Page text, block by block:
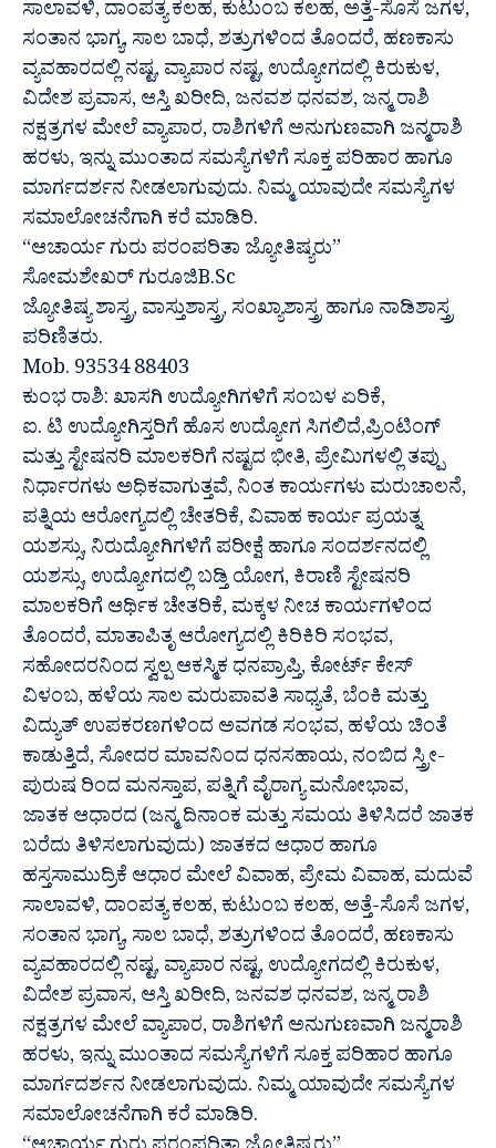
ಸಾಲಾವಳಿ, ದಾಂಪತ್ಯ ಕಲಹ, ಕುಟುಂಬ ಕಲಹ, ಅತ್ತೆ-ಸೊಸೆ ಜಗಳ,
ಸಂತಾನ ಭಾಗ್ಯ, ಸಾಲ ಬಾಧೆ, ಶತ್ರುಗಳಿಂದ ತೊಂದರೆ, ಹಣಕಾಸು
ವ್ಯವಹಾರದಲ್ಲಿ ನಷ್ಟ, ವ್ಯಾಪಾರ ನಷ್ಟ, ಉದ್ಯೋಗದಲ್ಲಿ ಕಿರುಕುಳ,
ವಿದೇಶ ಪ್ರವಾಸ, ಆಸ್ತಿ ಖರೀದಿ, ಜನವಶ ಧನವಶ, ಜನ್ಮ ರಾಶಿ
ನಕ್ಷತ್ರಗಳ ಮೇಲೆ ವ್ಯಾಪಾರ, ರಾಶಿಗಳಿಗೆ ಅನುಗುಣವಾಗಿ ಜನ್ಮರಾಶಿ
ಹರಳು, ಇನ್ನು ಮುಂತಾದ ಸಮಸ್ಯೆಗಳಿಗೆ ಸೂಕ್ತ ಪರಿಹಾರ ಹಾಗೂ
ಮಾರ್ಗದರ್ಶನ ನೀಡಲಾಗುವುದು. ನಿಮ್ಮ ಯಾವುದೇ ಸಮಸ್ಯೆಗಳ
ಸಮಾಲೋಚನೆಗಾಗಿ ಕರೆ ಮಾಡಿರಿ.
“ಆಚಾರ್ಯ ಗುರು ಪರಂಪರಿತಾ ಜ್ಯೋತಿಷ್ಯರು”
ಸೋಮಶೇಖರ್ ಗುರೂಜಿB.Sc
ಜ್ಯೋತಿಷ್ಯ ಶಾಸ್ತ್ರ, ವಾಸ್ತುಶಾಸ್ತ್ರ, ಸಂಖ್ಯಾಶಾಸ್ತ್ರ ಹಾಗೂ ನಾಡಿಶಾಸ್ತ್ರ
ಪರಿಣಿತರು.
Mob. 93534 88403
ಕುಂಭ ರಾಶಿ: ಖಾಸಗಿ ಉದ್ಯೋಗಿಗಳಿಗೆ ಸಂಬಳ ಏರಿಕೆ,
ಐ. ಟಿ ಉದ್ಯೋಗಿಸ್ತರಿಗೆ ಹೊಸ ಉದ್ಯೋಗ ಸಿಗಲಿದೆ,ಪ್ರಿಂಟಿಂಗ್
ಮತ್ತು ಸ್ಟೇಷನರಿ ಮಾಲಕರಿಗೆ ನಷ್ಟದ ಭೀತಿ, ಪ್ರೇಮಿಗಳಲ್ಲಿ ತಪ್ಪು
ನಿರ್ಧಾರಗಳು ಅಧಿಕವಾಗುತ್ತವೆ, ನಿಂತ ಕಾರ್ಯಗಳು ಮರುಚಾಲನೆ,
ಪತ್ನಿಯ ಆರೋಗ್ಯದಲ್ಲಿ ಚೇತರಿಕೆ, ವಿವಾಹ ಕಾರ್ಯ ಪ್ರಯತ್ನ
ಯಶಸ್ಸು, ನಿರುದ್ಯೋಗಿಗಳಿಗೆ ಪರೀಕ್ಷೆ ಹಾಗೂ ಸಂದರ್ಶನದಲ್ಲಿ
ಯಶಸ್ಸು, ಉದ್ಯೋಗದಲ್ಲಿ ಬಡ್ತಿ ಯೋಗ, ಕಿರಾಣಿ ಸ್ಟೇಷನರಿ
ಮಾಲಕರಿಗೆ ಆರ್ಥಿಕ ಚೇತರಿಕೆ, ಮಕ್ಕಳ ನೀಚ ಕಾರ್ಯಗಳಿಂದ
ತೊಂದರೆ, ಮಾತಾಪಿತೃ ಆರೋಗ್ಯದಲ್ಲಿ ಕಿರಿಕಿರಿ ಸಂಭವ,
ಸಹೋದರನಿಂದ ಸ್ವಲ್ಪ ಆಕಸ್ಮಿಕ ಧನಪ್ರಾಪ್ತಿ, ಕೋರ್ಟ್ ಕೇಸ್
ವಿಳಂಬ, ಹಳೆಯ ಸಾಲ ಮರುಪಾವತಿ ಸಾಧ್ಯತೆ, ಬೆಂಕಿ ಮತ್ತು
ವಿದ್ಯುತ್ ಉಪಕರಣಗಳಿಂದ ಅವಗಡ ಸಂಭವ, ಹಳೆಯ ಚಿಂತೆ
ಕಾಡುತ್ತಿದೆ, ಸೋದರ ಮಾವನಿಂದ ಧನಸಹಾಯ, ನಂಬಿದ ಸ್ತ್ರೀ-
ಪುರುಷ ರಿಂದ ಮನಸ್ತಾಪ, ಪತ್ನಿಗೆ ವೈರಾಗ್ಯ ಮನೋಭಾವ,
ಜಾತಕ ಆಧಾರದ (ಜನ್ಮ ದಿನಾಂಕ ಮತ್ತು ಸಮಯ ತಿಳಿಸಿದರೆ ಜಾತಕ
ಬರೆದು ತಿಳಿಸಲಾಗುವುದು) ಜಾತಕದ ಆಧಾರ ಹಾಗೂ
ಹಸ್ತಸಾಮುದ್ರಿಕೆ ಆಧಾರ ಮೇಲೆ ವಿವಾಹ, ಪ್ರೇಮ ವಿವಾಹ, ಮದುವೆ
ಸಾಲಾವಳಿ, ದಾಂಪತ್ಯ ಕಲಹ, ಕುಟುಂಬ ಕಲಹ, ಅತ್ತೆ-ಸೊಸೆ ಜಗಳ,
ಸಂತಾನ ಭಾಗ್ಯ, ಸಾಲ ಬಾಧೆ, ಶತ್ರುಗಳಿಂದ ತೊಂದರೆ, ಹಣಕಾಸು
ವ್ಯವಹಾರದಲ್ಲಿ ನಷ್ಟ, ವ್ಯಾಪಾರ ನಷ್ಟ, ಉದ್ಯೋಗದಲ್ಲಿ ಕಿರುಕುಳ,
ವಿದೇಶ ಪ್ರವಾಸ, ಆಸ್ತಿ ಖರೀದಿ, ಜನವಶ ಧನವಶ, ಜನ್ಮ ರಾಶಿ
ನಕ್ಷತ್ರಗಳ ಮೇಲೆ ವ್ಯಾಪಾರ, ರಾಶಿಗಳಿಗೆ ಅನುಗುಣವಾಗಿ ಜನ್ಮರಾಶಿ
ಹರಳು, ಇನ್ನು ಮುಂತಾದ ಸಮಸ್ಯೆಗಳಿಗೆ ಸೂಕ್ತ ಪರಿಹಾರ ಹಾಗೂ
ಮಾರ್ಗದರ್ಶನ ನೀಡಲಾಗುವುದು. ನಿಮ್ಮ ಯಾವುದೇ ಸಮಸ್ಯೆಗಳ
ಸಮಾಲೋಚನೆಗಾಗಿ ಕರೆ ಮಾಡಿರಿ.